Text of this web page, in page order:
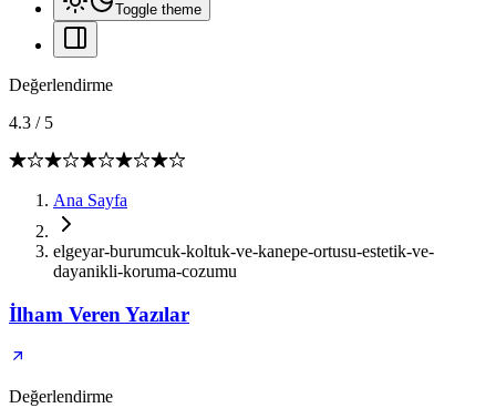
Toggle theme
Değerlendirme
4.3 / 5
Ana Sayfa
elgeyar-burumcuk-koltuk-ve-kanepe-ortusu-estetik-ve-
dayanikli-koruma-cozumu
İlham Veren Yazılar
Değerlendirme